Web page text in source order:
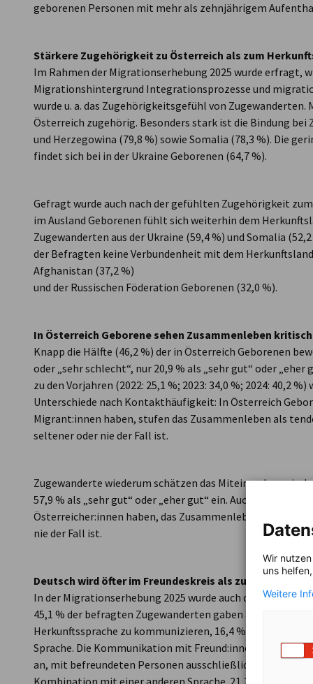
geborenen Personen mit mehr als zehnjährigem
Stärkere Zugehörigkeit zu Österreich als zum
Im Rahmen der Migrationserhebung 2025 wurde erfragt,
Migrationshintergrund Integrationsprozesse und
wurde u. a. das Zugehörigkeitsgefühl von Zugewanderten.
Österreich zugehörig. Besonders stark ist die Bindung bei
und Herzegowina (79,8 %) sowie Somalia (78,3 %). Die
findet sich bei in der Ukraine Geborenen (64,7 %).
Gefragt wurde auch nach der gefühlten Zugehörigkeit
im Ausland Geborenen fühlt sich weiterhin dem
Zugewanderten aus der Ukraine (59,4 %) und Somalia
der Befragten keine Verbundenheit mit dem
Afghanistan (37,2 %)
und der Russischen Föderation Geborenen (32,0 %).
In Österreich Geborene sehen Zusammenleben
Knapp die Hälfte (46,2 %) der in Österreich Geborenen
oder „sehr schlecht“, nur 20,9 % als „sehr gut“ oder
zu den Vorjahren (2022: 25,1 %; 2023: 34,0 %; 2024: 40,2
Unterschiede nach Kontakthäufigkeit: In Österreich
Migrant:innen haben, stufen das Zusammenleben als
seltener oder nie der Fall ist.
Zugewanderte wiederum schätzen das Miteinander
57,9 % als „sehr gut“ oder „eher gut“ ein. Auch hier
Österreicher:innen haben, das Zusammenleben
nie der Fall ist.
Deutsch wird öfter im Freundeskreis als zu Hause
In der Migrationserhebung 2025 wurde auch der
45,1 % der befragten Zugewanderten gaben an, zu Hause
Herkunftssprache zu kommunizieren, 16,4 % dagegen
Sprache. Die Kommunikation mit Freund:innen findet
an, mit befreundeten Personen ausschließlich oder
Kombination mit einer anderen Sprache. 21,2 %
Wir
uns
Weitere